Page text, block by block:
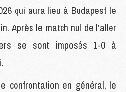
qui aura lieu à Budapest le
Après le match nul de l'aller
se sont imposés 1-0 à
confrontation en général, le